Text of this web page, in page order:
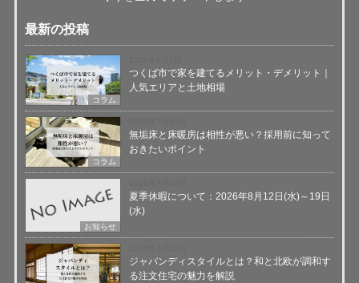
最新の投稿
コラム
つくば市で家を建てるメリット・デメリット｜
人気エリアと土地相場
コラム
無垢床と床暖房は相性が悪い？採用前に知って
おきたいポイント
お知らせ
夏季休暇について：2026年8月12日(水)～19日
(水)
ジャパンディスタイルとは？和と北欧が調和す
る注文住宅の魅力を解説